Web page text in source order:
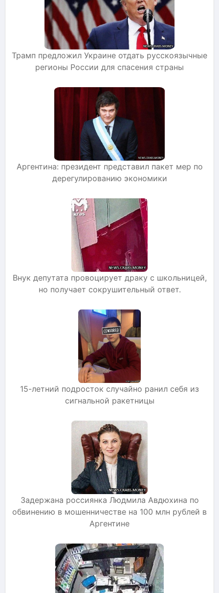
Трамп предложил Украине отдать русскоязычные
регионы России для спасения страны
Аргентина: президент представил пакет мер по
дерегулированию экономики
Внук депутата провоцирует драку с школьницей,
но получает сокрушительный ответ.
15-летний подросток случайно ранил себя из
сигнальной ракетницы
Задержана россиянка Людмила Авдюхина по
обвинению в мошенничестве на 100 млн рублей в
Аргентине